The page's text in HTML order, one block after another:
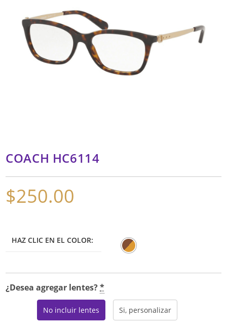
COACH HC6114
$250.00
HAZ CLIC EN EL COLOR:
¿Desea agregar lentes?*
No incluir lentes Si, personalizar